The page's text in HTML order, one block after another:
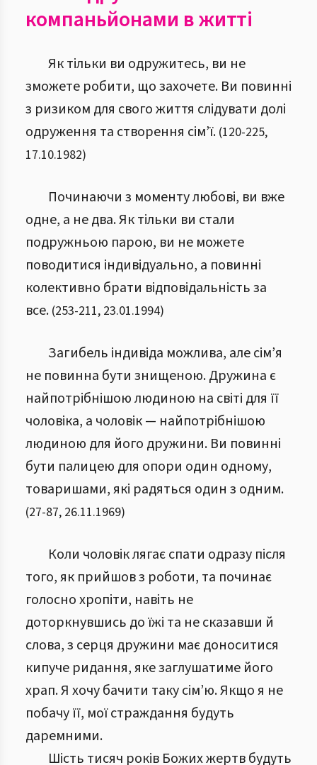
компаньйонами в житті
Як тільки ви одружитесь, ви не
зможете робити, що захочете. Ви повинні
з ризиком для свого життя слідувати долі
одруження та створення сім’ї. (120-225,
17.10.1982)
Починаючи з моменту любові, ви вже
одне, а не два. Як тільки ви стали
подружньою парою, ви не можете
поводитися індивідуально, а повинні
колективно брати відповідальність за
все. (253-211, 23.01.1994)
Загибель індивіда можлива, але сім’я
не повинна бути знищеною. Дружина є
найпотрібнішою людиною на світі для її
чоловіка, а чоловік — найпотрібнішою
людиною для його дружини. Ви повинні
бути палицею для опори один одному,
товаришами, які радяться один з одним.
(27-87, 26.11.1969)
Коли чоловік лягає спати одразу після
того, як прийшов з роботи, та починає
голосно хропіти, навіть не
доторкнувшись до їжі та не сказавши й
слова, з серця дружини має доноситися
кипуче ридання, яке заглушатиме його
храп. Я хочу бачити таку сім’ю. Якщо я не
побачу її, мої страждання будуть
даремними.
Шість тисяч років Божих жертв будуть